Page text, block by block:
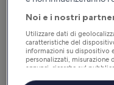
Perché
Noi e i nostri
Utilizzare dati di
caratteristiche del
informazioni su dispositivo
personalizzati, misurazione
annunci, ricerche sul
Elenco dei partner